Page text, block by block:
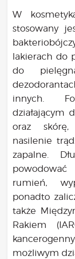
W
stosowany
lakierach do
do
innych.
działającym
oraz
nasilenie
zapalne.
powodować
rumień,
ponadto
także
Rakiem
możliwym